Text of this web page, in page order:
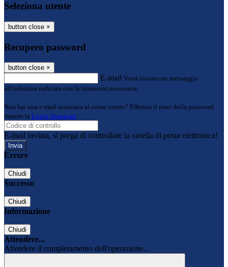
Seleziona utente
button close ×
Recupero password
button close ×
E-mail Verrà inviato un messaggio
all'indirizzo indicato con le istruzioni necessarie.
Non hai una e-mail associata al nome utente? Effettua il reset della password
tramite la Login Spaggiari
E-mail inviata, si prega di controllare la casella di posta elettronica!
Errore
Chiudi
Successo
Chiudi
Informazione
Chiudi
Attendere...
Attendere il completamento dell'operazione...